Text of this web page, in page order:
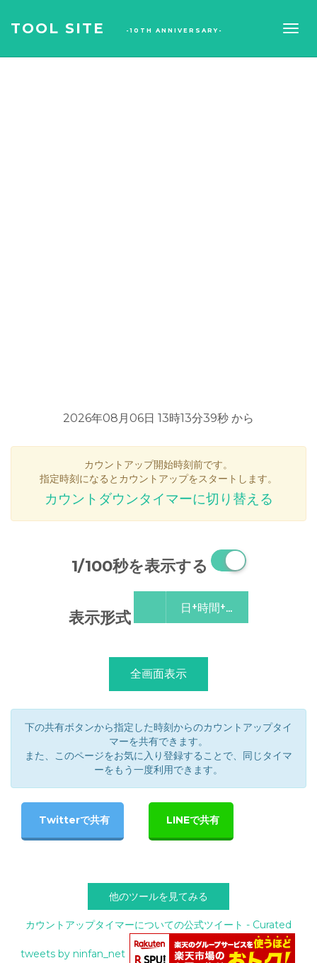
TOOL SITE -10TH ANNIVERSARY-
2026年08月06日 13時13分39秒 から
カウントアップ開始時刻前です。
指定時刻になるとカウントアップをスタートします。
カウントダウンタイマーに切り替える
1/100秒を表示する
表示形式
日+時間+分+秒
下の共有ボタンから指定した時刻からのカウントアップタイ
マーを共有できます。
また、このページをお気に入り登録することで、同じタイマ
ーをもう一度利用できます。
他のツールを見てみる
カウントアップタイマーについての公式ツイート - Curated
tweets by ninfan_net